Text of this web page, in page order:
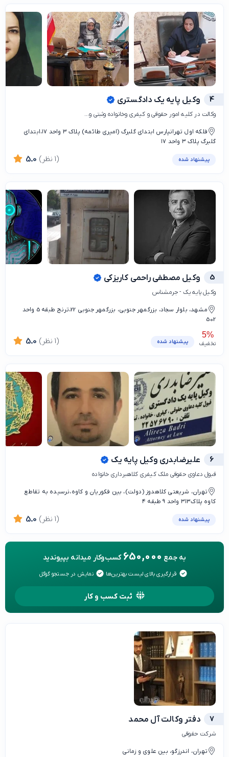
4 وکیل پایه یک دادگستری
وکالت در کلیه امور حقوقی و کیفری وخانواده وثبتی و...
فلکه اول تهرانپارس ابتدای گلبرگ (امیری طائمه) پلاک ۳ واحد ۱۷،ابتدای
گلبرگ پلاک ۳ واحد ۱۷
پیشنهاد شده 5.0 (1 نظر)
5 وکیل مصطفی راحمی کاریزکی
وکیل پایه یک - جرمشناس
مشهد، بلوار سجاد، بزرگمهر جنوبی، بزرگمهر جنوبی 22،ترنج طبقه 5 واحد
502
5%
تخفیف پیشنهاد شده 5.0 (1 نظر)
6 علیرضابدری وکیل پایه یک
قبول دعاوی حقوقی ملک کیفری کلاهبرداری خانواده
تهران، شریعتی کلاهدوز (دولت)، بین فکوریان و کاوه،نرسیده به تقاطع
کاوه پلاک۳۱۳ واحد ۹ طبقه ۴
پیشنهاد شده 5.0 (1 نظر)
به جمع 650,000 کسب‌وکار میدانه بپیوندید
قرارگیری بالای لیست بهترین‌ها نمایش در جستجو گوگل
ثبت کسب و کار
7 دفتر وکالت آل محمد
شرکت حقوقی
تهران، اندرزگو، بین علوی و زمانی